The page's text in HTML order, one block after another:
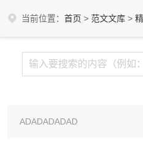
当前位置： 首页 > 范文文库 >
ADADADADAD